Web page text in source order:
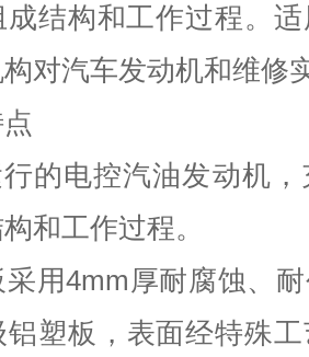
结构和工作过程。
对汽车发动机和维修
的电控汽油发动机
和工作过程。
用4mm厚耐腐蚀、
铝塑板，表面经特殊